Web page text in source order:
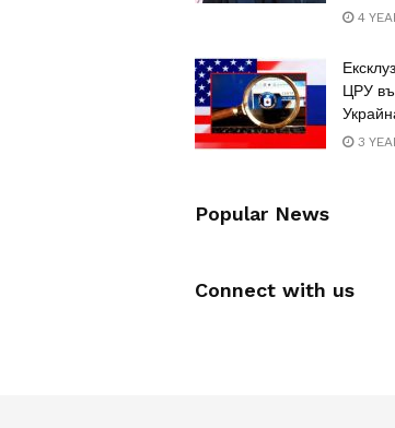
4
ЦРУ
3
Popular News
Connect with us